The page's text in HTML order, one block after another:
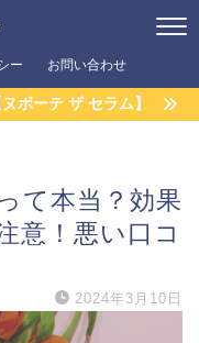
ー お問い合わせ
ボーテ ザ セラム】
て本当？効果
意！悪い口コ
2024年3月10日